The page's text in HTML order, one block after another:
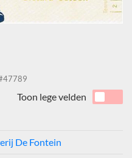
Toon lege velden
De Fontein